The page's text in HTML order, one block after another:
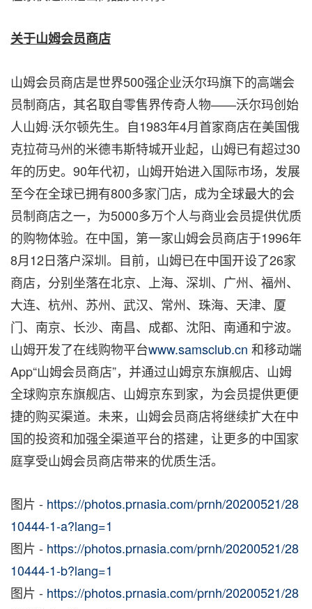
关于山姆会员商店
山姆会员商店是世界500强企业沃尔玛旗下的高端会
员制商店，其名取自零售界传奇人物——沃尔玛创始
人山姆·沃尔顿先生。自1983年4月首家商店在美国俄
克拉荷马州的米德韦斯特城开业起，山姆已有超过30
年的历史。90年代初，山姆开始进入国际市场，发展
至今在全球已拥有800多家门店，成为全球最大的会
员制商店之一，为5000多万个人与商业会员提供优质
的购物体验。在中国，第一家山姆会员商店于1996年
8月12日落户深圳。目前，山姆已在中国开设了26家
商店，分别坐落在北京、上海、深圳、广州、福州、
大连、杭州、苏州、武汉、常州、珠海、天津、厦
门、南京、长沙、南昌、成都、沈阳、南通和宁波。
山姆开发了在线购物平台www.samsclub.cn 和移动端
App“山姆会员商店”，并通过山姆京东旗舰店、山姆
全球购京东旗舰店、山姆京东到家，为会员提供更便
捷的购买渠道。未来，山姆会员商店将继续扩大在中
国的投资和加强全渠道平台的搭建，让更多的中国家
庭享受山姆会员商店带来的优质生活。
图片 - https://photos.prnasia.com/prnh/20200521/28
10444-1-a?lang=1
图片 - https://photos.prnasia.com/prnh/20200521/28
10444-1-b?lang=1
图片 - https://photos.prnasia.com/prnh/20200521/28